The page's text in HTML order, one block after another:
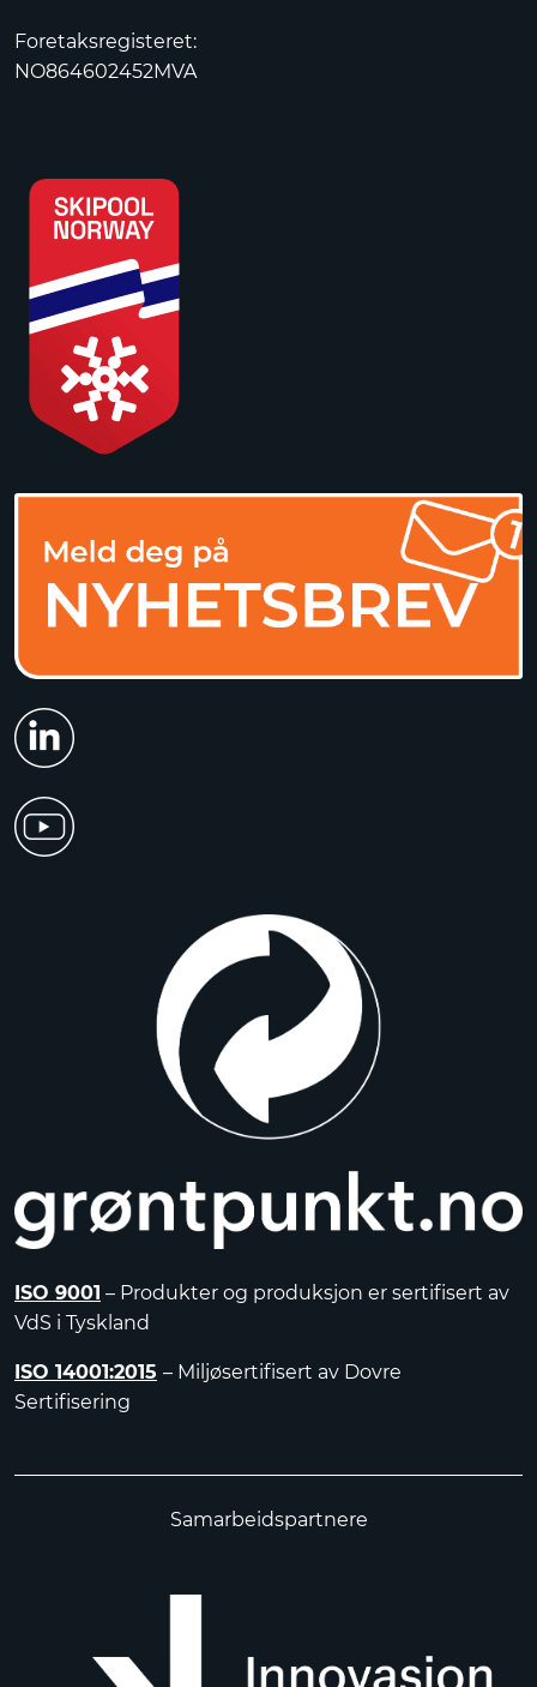
Foretaksregisteret:
NO864602452MVA
ISO 9001 – Produkter og produksjon er sertifisert av
VdS i Tyskland
ISO 14001:2015 – Miljøsertifisert av Dovre
Sertifisering
Samarbeidspartnere